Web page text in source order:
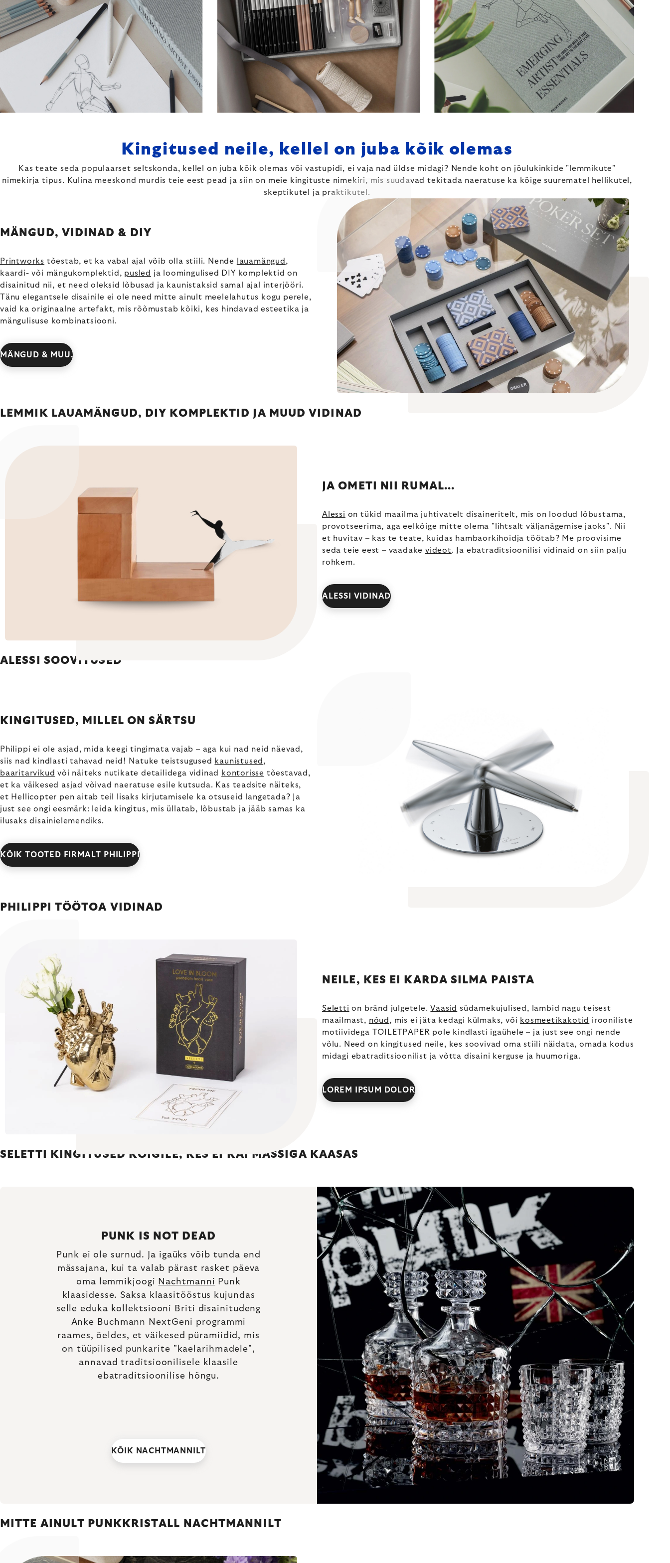
Kingitused neile, kellel on juba kõik olemas
Kas teate seda populaarset seltskonda, kellel on juba kõik olemas või vastupidi, ei vaja nad üldse midagi? Nende koht on jõulukinkide "lemmikute"
nimekirja tipus. Kulina meeskond murdis teie eest pead ja siin on meie kingituste nimekiri, mis suudavad tekitada naeratuse ka kõige suurematel hellikutel,
skeptikutel ja praktikutel.
MÄNGUD, VIDINAD & DIY
Printworks tõestab, et ka vabal ajal võib olla stiili. Nende lauamängud ,
kaardi- või mängukomplektid, pusled ja loomingulised DIY komplektid on
disainitud nii, et need oleksid lõbusad ja kaunistaksid samal ajal interjööri.
Tänu elegantsele disainile ei ole need mitte ainult meelelahutus kogu perele,
vaid ka originaalne artefakt, mis rõõmustab kõiki, kes hindavad esteetika ja
mängulisuse kombinatsiooni.
MÄNGUD & MUU.
LEMMIK LAUAMÄNGUD, DIY KOMPLEKTID JA MUUD VIDINAD
JA OMETI NII RUMAL...
Alessi on tükid maailma juhtivatelt disaineritelt, mis on loodud lõbustama,
provotseerima, aga eelkõige mitte olema "lihtsalt väljanägemise jaoks". Nii
et huvitav – kas te teate, kuidas hambaorkihoidja töötab? Me proovisime
seda teie eest – vaadakevideot. Ja ebatraditsioonilisi vidinaid on siin palju
rohkem.
ALESSI VIDINAD
ALESSI SOOVITUSED
KINGITUSED, MILLEL ON SÄRTSU
Philippi ei ole asjad, mida keegi tingimata vajab – aga kui nad neid näevad,
siis nad kindlasti tahavad neid! Natuke teistsugused kaunistused ,
baaritarvikud või näiteks nutikate detailidega vidinad kontorisse tõestavad,
et ka väikesed asjad võivad naeratuse esile kutsuda. Kas teadsite näiteks,
et Hellicopter pen aitab teil lisaks kirjutamisele ka otsuseid langetada? Ja
just see ongi eesmärk: leida kingitus, mis üllatab, lõbustab ja jääb samas ka
ilusaks disainielemendiks.
KÕIK TOOTED FIRMALT PHILIPPI
PHILIPPI TÖÖTOA VIDINAD
NEILE, KES EI KARDA SILMA PAISTA
Seletti on bränd julgetele.Vaasid südamekujulised, lambid nagu teisest
maailmast, nõud , mis ei jäta kedagi külmaks, või kosmeetikakotid irooniliste
motiividega TOILETPAPER pole kindlasti igaühele – ja just see ongi nende
võlu. Need on kingitused neile, kes soovivad oma stiili näidata, omada kodus
midagi ebatraditsioonilist ja võtta disaini kerguse ja huumoriga.
LOREM IPSUM DOLOR
SELETTI KINGITUSED KÕIGILE, KES EI KÄI MASSIGA KAASAS
PUNK IS NOT DEAD
Punk ei ole surnud. Ja igaüks võib tunda end
mässajana, kui ta valab pärast rasket päeva
oma lemmikjoogi Nachtmanni Punk
klaasidesse. Saksa klaasitööstus kujundas
selle eduka kollektsiooni Briti disainitudeng
Anke Buchmann NextGeni programmi
raames, öeldes, et väikesed püramiidid, mis
on tüüpilised punkarite "kaelarihmadele",
annavad traditsioonilisele klaasile
ebatraditsioonilise hõngu.
KÕIK NACHTMANNILT
MITTE AINULT PUNKKRISTALL NACHTMANNILT